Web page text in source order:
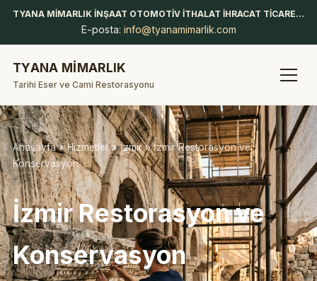
TYANA MİMARLIK İNŞAAT OTOMOTİV İTHALAT İHRACAT TİCARET LİMİTED ŞİRKETİ
E-posta: info@tyanamimarlik.com
TYANA MİMARLIK
Tarihi Eser ve Cami Restorasyonu
Anasayfa»Hizmetler»İzmir» İzmir Restorasyon ve
Konservasyon
İzmir Restorasyon ve
Konservasyon